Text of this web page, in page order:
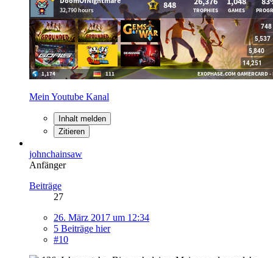
Mein Youtube Kanal
Inhalt melden
Zitieren
johnchainsaw
Anfänger
Beiträge
27
26. März 2017 um 12:34
5 Beiträge hier
#10